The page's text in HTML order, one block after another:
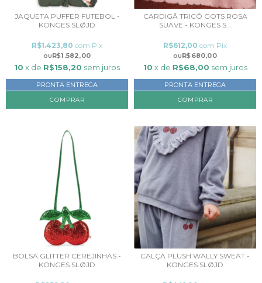
JAQUETA PUFFER FUTEBOL -
KONGES SLØJD
R$1.582,00
R$1.423,80 com Pix
10 x de R$158,20 sem juros
PRONTA ENTREGA
COMPRAR
CARDIGÃ TRICÔ GOTS ROSA
SUAVE - KONGES S...
R$680,00
R$612,00 com Pix
10 x de R$68,00 sem juros
PRONTA ENTREGA
COMPRAR
BOLSA GLITTER CEREJINHAS -
KONGES SLØJD
CALÇA PLUSH WALLY SWEAT -
KONGES SLØJD